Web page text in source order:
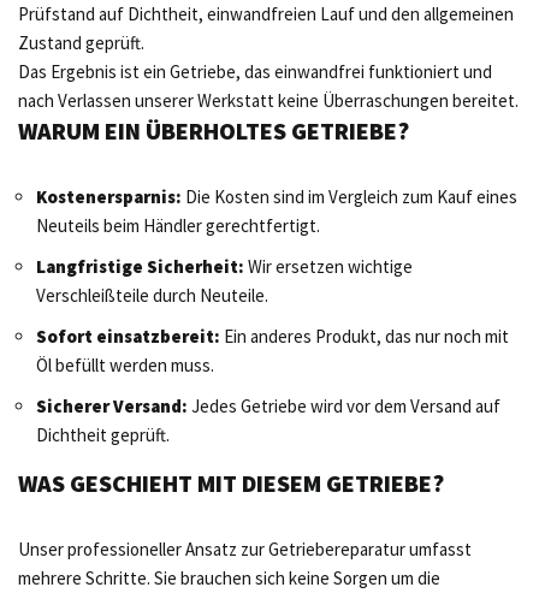
Prüfstand auf Dichtheit, einwandfreien Lauf und den allgemeinen
Zustand geprüft.
Das Ergebnis ist ein Getriebe, das einwandfrei funktioniert und
nach Verlassen unserer Werkstatt keine Überraschungen bereitet.
WARUM EIN ÜBERHOLTES GETRIEBE?
Kostenersparnis: Die Kosten sind im Vergleich zum Kauf eines
Neuteils beim Händler gerechtfertigt.
Langfristige Sicherheit: Wir ersetzen wichtige
Verschleißteile durch Neuteile.
Sofort einsatzbereit: Ein anderes Produkt, das nur noch mit
Öl befüllt werden muss.
Sicherer Versand: Jedes Getriebe wird vor dem Versand auf
Dichtheit geprüft.
WAS GESCHIEHT MIT DIESEM GETRIEBE?
Unser professioneller Ansatz zur Getriebereparatur umfasst
mehrere Schritte. Sie brauchen sich keine Sorgen um die